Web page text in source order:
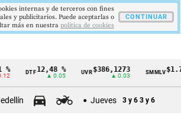
DTF 12,48 %
▲ 0.05
UVR $386,1273
▲ 0.03
SMMLV
Jueves 3 y 6 3 y 6
internas y de terceros con fines
y publicitarios. Puede aceptarlas o
más en nuestra politica de cookies
CONTINUAR